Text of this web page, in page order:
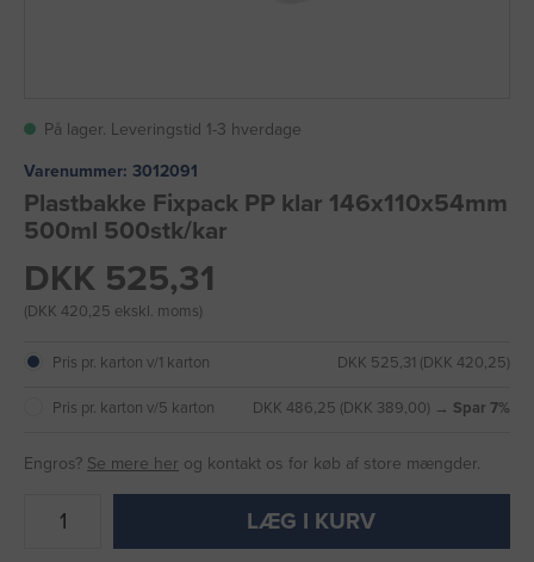
På lager. Leveringstid 1-3 hverdage
Varenummer: 3012091
Plastbakke Fixpack PP klar 146x110x54mm
500ml 500stk/kar
DKK 525,31
(DKK 420,25 ekskl. moms)
Pris pr. karton v/1 karton DKK 525,31 (DKK 420,25)
Pris pr. karton v/5 karton DKK 486,25 (DKK 389,00) → Spar 7%
Engros? Se mere her og kontakt os for køb af store mængder.
LÆG I KURV